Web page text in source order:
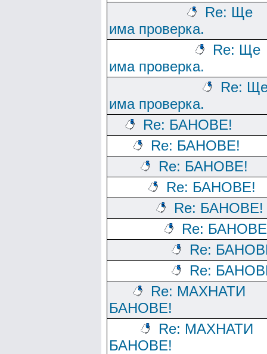
Re: Ще
има проверка.
Re: Ще
има проверка.
Re:
има проверка.
Re: БАНОВЕ!
Re: БАНОВЕ!
Re: БАНОВЕ!
Re: БАНОВЕ!
Re: БАНОВЕ!
Re:
Re:
Re:
Re: МАХНАТИ
БАНОВЕ!
Re: МАХНАТИ
БАНОВЕ!